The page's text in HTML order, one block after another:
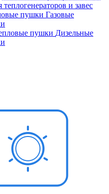
и завес
Газовые
Дизельные